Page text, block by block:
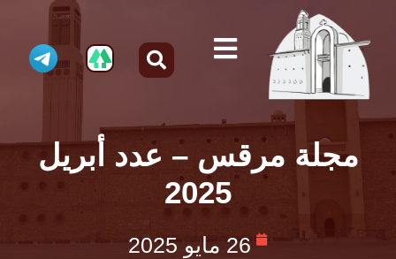
مجلة مرقس – عدد أبريل
2025
26 مايو 2025